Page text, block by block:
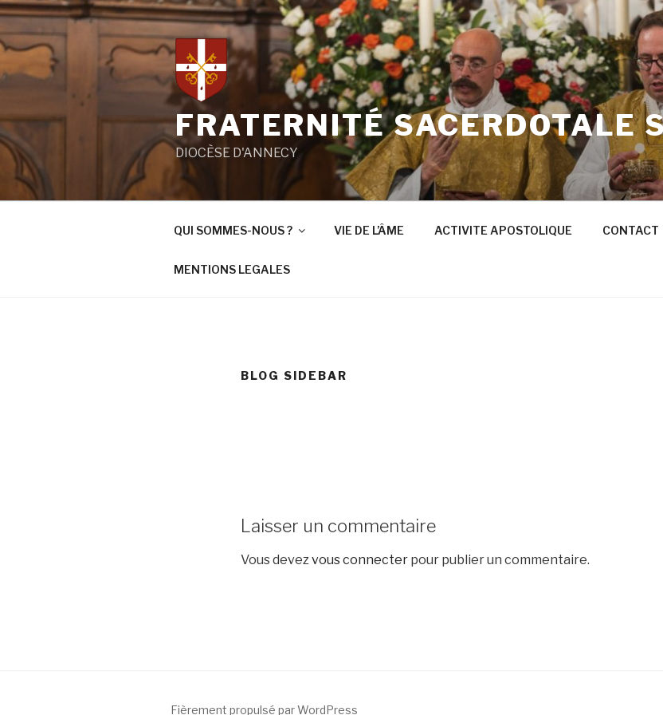
Aller
contenu
principal
FRATERNITÉ SACERDOTALE
DIOCÈSE D'ANNECY
QUI SOMMES-NOUS ? VIE DE L’ÂME ACTIVITE APOSTOLIQUE CONTACT
MENTIONS LEGALES
BLOG SIDEBAR
Laisser un commentaire
Vous devezvous connecter pour publier un commentaire.
Fièrement propulsé par WordPress